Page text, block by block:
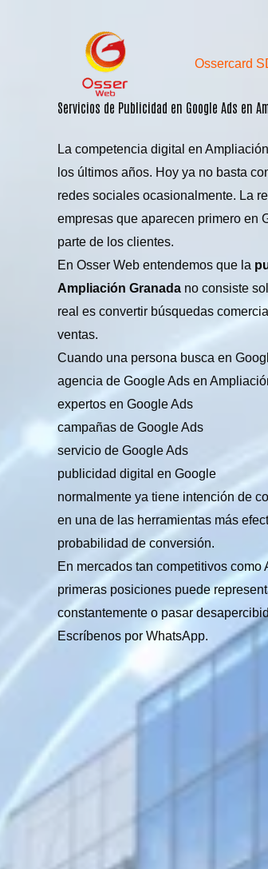
Ossercard
Servicios de Publicidad en Google Ads en
La competencia digital en
los últimos años. Hoy ya no basta
redes sociales ocasionalmente. La
empresas que aparecen primero en
parte de los clientes.
En Osser Web entendemos que la
Ampliación Granada no consiste
real es convertir búsquedas
ventas.
Cuando una persona busca en
agencia de Google Ads en
expertos en Google Ads
campañas de Google Ads
servicio de Google Ads
publicidad digital en Google
normalmente ya tiene intención de
en una de las herramientas más
probabilidad de conversión.
En mercados tan competitivos
primeras posiciones puede
constantemente o pasar
Escríbenos por WhatsApp.